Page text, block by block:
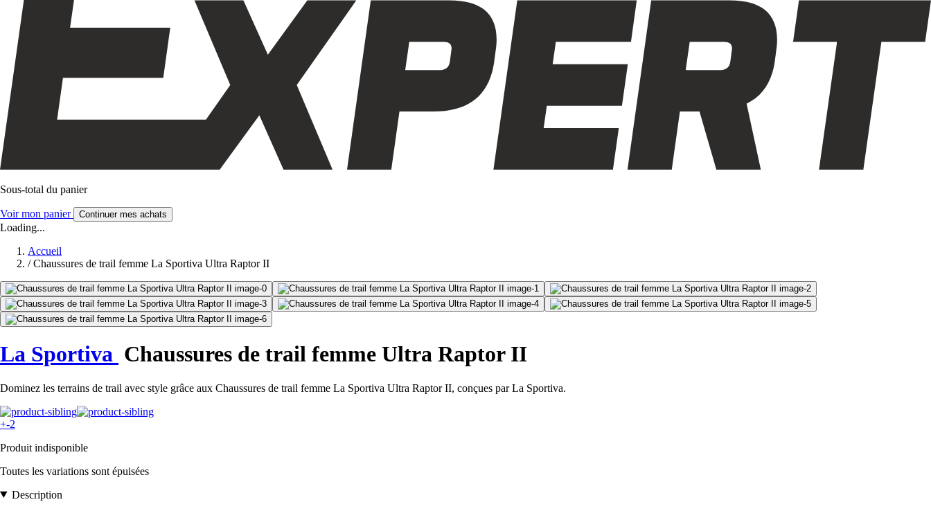
Sous-total du panier
Voir mon panier Continuer mes achats
Loading...
Accueil
/ Chaussures de trail femme La Sportiva Ultra Raptor II
La Sportiva Chaussures de trail femme Ultra Raptor II
Dominez les terrains de trail avec style grâce aux Chaussures de trail femme La Sportiva Ultra Raptor II, conçues par La Sportiva.
+-2
Produit indisponible
Toutes les variations sont épuisées
Description